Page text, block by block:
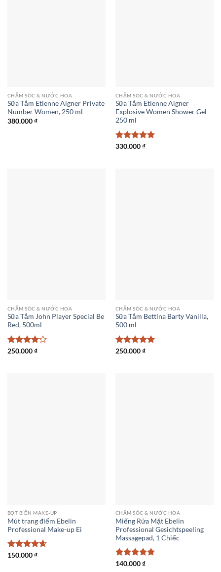
CHĂM SÓC & NƯỚC HOA
Sữa Tắm Etienne Aigner Private
Number Women, 250 ml
380.000₫
CHĂM SÓC & NƯỚC HOA
Sữa Tắm Etienne Aigner
Explosive Women Shower Gel
250 ml
Được xếp
330.000₫
CHĂM SÓC & NƯỚC HOA
Sữa Tắm John Player Special Be
Red, 500ml
Được
250.000₫
CHĂM SÓC & NƯỚC HOA
Sữa Tắm Bettina Barty Vanilla,
500 ml
Được xếp
250.000₫
BỌT BIỂN MAKE-UP
Mút trang điểm Ebelin
Professional Make-up Ei
Được xếp
150.000₫
CHĂM SÓC & NƯỚC HOA
Miếng Rửa Mặt Ebelin
Professional Gesichtspeeling
Massagepad, 1 Chiếc
Được xếp
140.000₫